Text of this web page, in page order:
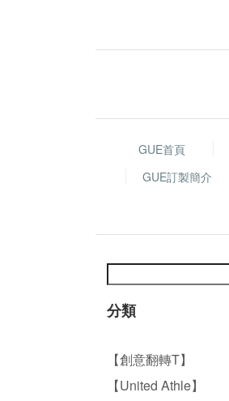
GUE首頁
GUE訂製簡介
分類
【創意翻轉T】
【United Athle】